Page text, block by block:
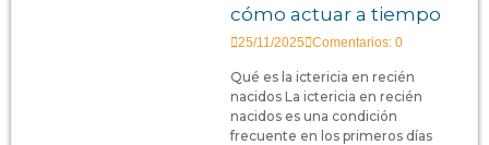
cómo actuar a tiempo
25/11/2025 Comentarios: 0
Qué es la ictericia en recién
nacidos La ictericia en recién
nacidos es una condición
frecuente en los primeros días